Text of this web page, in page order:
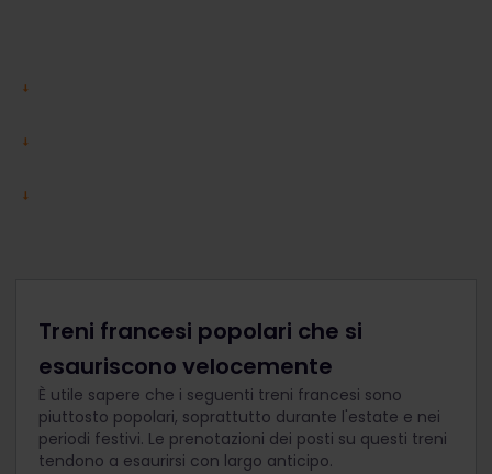
Treni francesi popolari che si
esauriscono velocemente
È utile sapere che i seguenti treni francesi sono
piuttosto popolari, soprattutto durante l'estate e nei
periodi festivi. Le prenotazioni dei posti su questi treni
tendono a esaurirsi con largo anticipo.